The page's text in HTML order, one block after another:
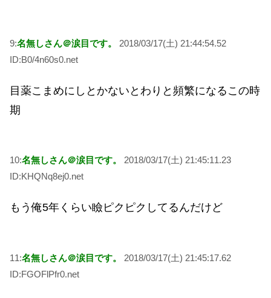
9:名無しさん＠涙目です。
2018/03/17(土) 21:44:54.52
ID:B0/4n60s0.net
目薬こまめにしとかないとわりと頻繁になるこの時
期
10:名無しさん＠涙目です。
2018/03/17(土) 21:45:11.23
ID:KHQNq8ej0.net
もう俺5年くらい瞼ピクピクしてるんだけど
11:名無しさん＠涙目です。
2018/03/17(土) 21:45:17.62
ID:FGOFlPfr0.net